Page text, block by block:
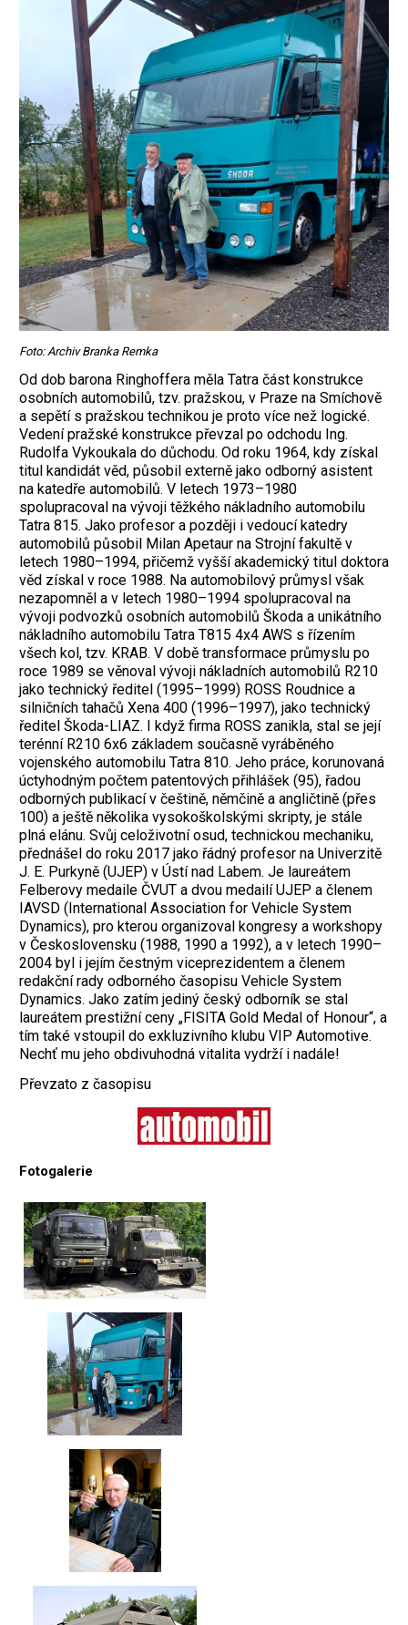
Foto: Archiv Branka Remka
Od dob barona Ringhoffera měla Tatra část konstrukce
osobních automobilů, tzv. pražskou, v Praze na Smíchově
a sepětí s pražskou technikou je proto více než logické.
Vedení pražské konstrukce převzal po odchodu Ing.
Rudolfa Vykoukala do důchodu. Od roku 1964, kdy získal
titul kandidát věd, působil externě jako odborný asistent
na katedře automobilů. V letech 1973–1980
spolupracoval na vývoji těžkého nákladního automobilu
Tatra 815. Jako profesor a později i vedoucí katedry
automobilů působil Milan Apetaur na Strojní fakultě v
letech 1980–1994, přičemž vyšší akademický titul doktora
věd získal v roce 1988. Na automobilový průmysl však
nezapomněl a v letech 1980–1994 spolupracoval na
vývoji podvozků osobních automobilů Škoda a unikátního
nákladního automobilu Tatra T815 4x4 AWS s řízením
všech kol, tzv. KRAB. V době transformace průmyslu po
roce 1989 se věnoval vývoji nákladních automobilů R210
jako technický ředitel (1995–1999) ROSS Roudnice a
silničních tahačů Xena 400 (1996–1997), jako technický
ředitel Škoda-LIAZ. I když firma ROSS zanikla, stal se její
terénní R210 6x6 základem současně vyráběného
vojenského automobilu Tatra 810. Jeho práce, korunovaná
úctyhodným počtem patentových přihlášek (95), řadou
odborných publikací v češtině, němčině a angličtině (přes
100) a ještě několika vysokoškolskými skripty, je stále
plná elánu. Svůj celoživotní osud, technickou mechaniku,
přednášel do roku 2017 jako řádný profesor na Univerzitě
J. E. Purkyně (UJEP) v Ústí nad Labem. Je laureátem
Felberovy medaile ČVUT a dvou medailí UJEP a členem
IAVSD (International Association for Vehicle System
Dynamics), pro kterou organizoval kongresy a workshopy
v Československu (1988, 1990 a 1992), a v letech 1990–
2004 byl i jejím čestným viceprezidentem a členem
redakční rady odborného časopisu Vehicle System
Dynamics. Jako zatím jediný český odborník se stal
laureátem prestižní ceny „FISITA Gold Medal of Honour“, a
tím také vstoupil do exkluzivního klubu VIP Automotive.
Nechť mu jeho obdivuhodná vitalita vydrží i nadále!
Převzato z časopisu
Fotogalerie